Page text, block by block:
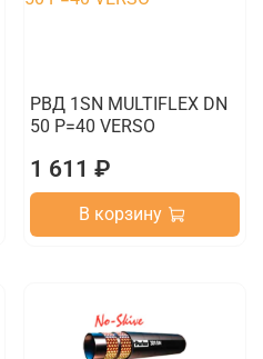
РВД 1SN MULTIFLEX DN
50 P=40 VERSO
1 611 ₽
В корзину